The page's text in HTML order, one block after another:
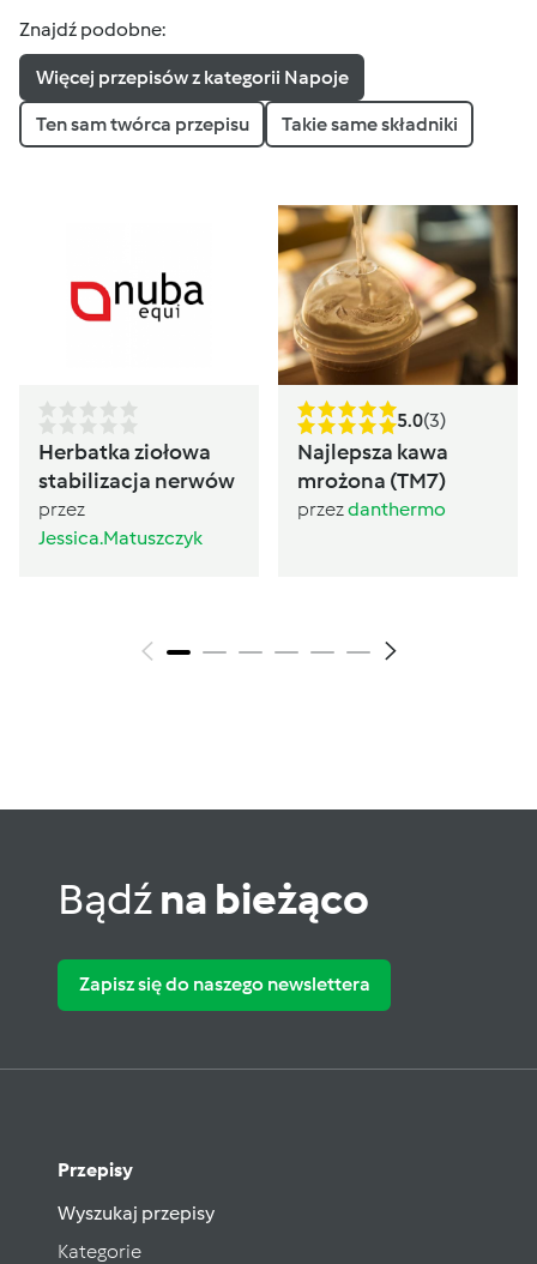
Znajdź podobne:
Więcej przepisów z kategorii Napoje
Ten sam twórca przepisu Takie same składniki
Herbatka ziołowa
stabilizacja nerwów
przez
Jessica.Matuszczyk
5.0(3)
Najlepsza kawa
mrożona (TM7)
przezdanthermo
Bądźna bieżąco
Zapisz się do naszego newslettera
Przepisy
Wyszukaj przepisy
Kategorie